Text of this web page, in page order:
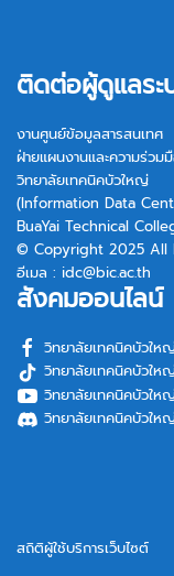
ติดต่อผู้ดูแลระ
งานศูนย์ข้อมูลสารสนเทศ
ฝ่ายแผนงานและความร่วม
วิทยาลัยเทคนิคบัวใหญ่
(Information Data
BuaYai Technical
© Copyright 2025 All
อีเมล : idc@bic.ac.th
สังคมออนไลน์
วิทยาลัยเทคนิคบัวให
วิทยาลัยเทคนิคบัวให
วิทยาลัยเทคนิคบัวให
วิทยาลัยเทคนิคบัวให
สถิติผู้ใช้บริการเว็บไซต์